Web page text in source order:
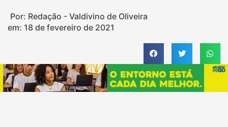
Por: Redação - Valdivino de Oliveira
em: 18 de fevereiro de 2021